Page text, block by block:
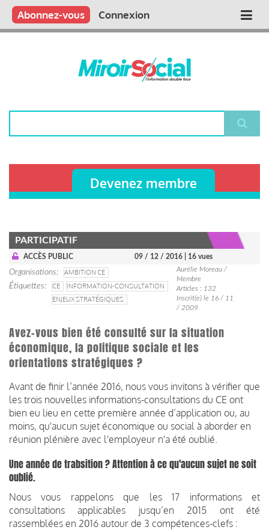
Aller
contenu
Main
Qui sommes nous ?
Vous publiez
Nous publions
Contactez-nous
Abonnez-vous Connexion
Devenez membre
PARTICIPATIF
ACCÈS PUBLIC 09 / 12 / 2016 | 16 vues
Organisations
AMBITION CE
Étiquettes
CE
INFORMATION-CONSULTATION
ENJEUX STRATÉGIQUES
Aurélie Moreau /
Membre
Articles : 132
Inscrit(e) le 16 / 11
/ 2009
Avez-vous bien été consulté sur la situation
économique, la politique sociale et les
orientations stratégiques ?
Avant de finir l’année 2016, nous vous invitons à vérifier que
les trois nouvelles informations-consultations du CE ont
bien eu lieu en cette première année d’application ou, au
moins, qu'aucun sujet économique ou social à aborder en
réunion plénière avec l'employeur n'a été oublié.
Une année de trabsition ? Attention à ce qu'aucun sujet ne soit
oublié.
Nous vous rappelons que les 17 informations et
consultations applicables jusqu’en 2015 ont été
rassemblées en 2016 autour de 3 compétences-clefs :